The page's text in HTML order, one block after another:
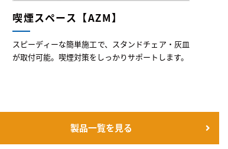
喫煙スペース【AZM】
スピーディーな簡単施工で、スタンドチェア・灰皿
が取付可能。喫煙対策をしっかりサポートします。
製品一覧を見る